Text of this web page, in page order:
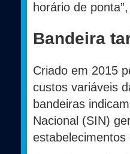
horário de
Bandeira
Criado em 2015
custos variáveis
bandeiras
Nacional (SIN)